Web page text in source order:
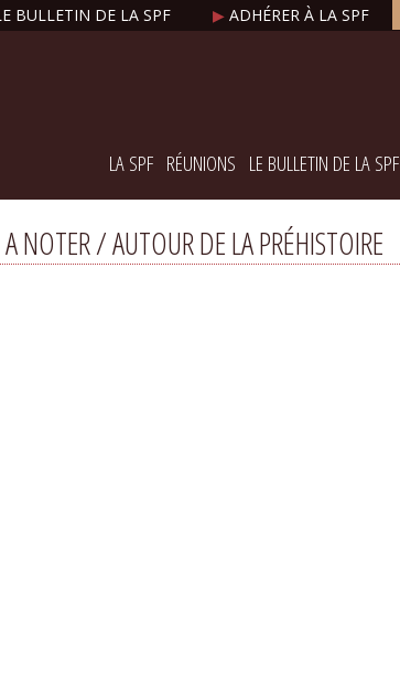
BULLETIN DE LA SPF ▶ ADHÉRER À LA SPF
LA SPF RÉUNIONS LE BULLETIN DE LA SPF
A NOTER / AUTOUR DE LA PRÉHISTOIRE